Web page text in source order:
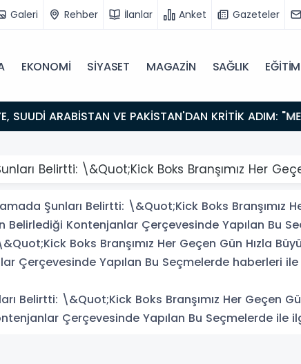
Galeri Rehber İlanlar Anket Gazeteler
EKONOMİ SİYASET MAGAZİN SAĞLIK EĞİTİM
Belirtti: \&Quot;Kick Boks Branşımız Her
Şunları Belirtti: \&Quot;Kick Boks Branşımız
Belirlediği Kontenjanlar Çerçevesinde Yapılan Bu
Boks Branşımız Her Geçen Gün Hızla
Çerçevesinde Yapılan Bu Seçmelerde haberleri
Belirtti: \&Quot;Kick Boks Branşımız Her Geçen
Çerçevesinde Yapılan Bu Seçmelerde ile